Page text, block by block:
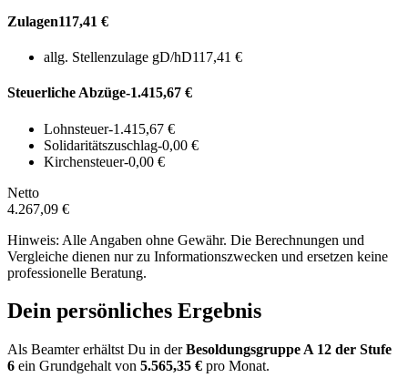
Zulagen117,41 €
allg. Stellenzulage gD/hD117,41 €
Steuerliche Abzüge-1.415,67 €
Lohnsteuer-1.415,67 €
Solidaritätszuschlag-0,00 €
Kirchensteuer-0,00 €
Netto
4.267,09 €
Hinweis: Alle Angaben ohne Gewähr. Die Berechnungen und
Vergleiche dienen nur zu Informationszwecken und ersetzen keine
professionelle Beratung.
Dein persönliches Ergebnis
Als Beamter erhältst Du in derBesoldungsgruppe A 12 der Stufe
6 ein Grundgehalt von 5.565,35 € pro Monat.